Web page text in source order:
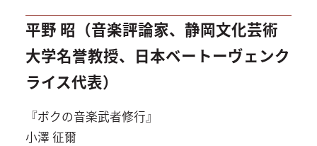
平野 昭（音楽評論家、静岡文化芸術
大学名誉教授、日本ベートーヴェンク
ライス代表）
『ボクの音楽武者修行』
小澤 征爾